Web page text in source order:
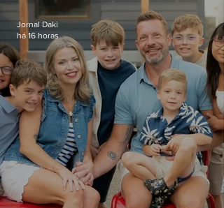
Jornal Daki
há 16 horas